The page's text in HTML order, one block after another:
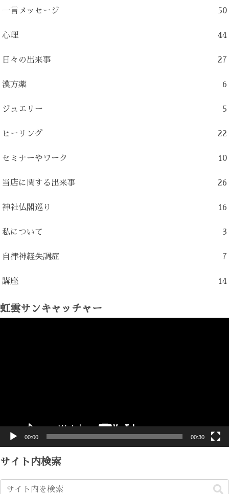
一言メッセージ 50
心理 44
日々の出来事 27
漢方薬 6
ジュエリー 5
ヒーリング 22
セミナーやワーク 10
当店に関する出来事 26
神社仏閣巡り 16
私について 3
自律神経失調症 7
講座 14
虹雲サンキャッチャー
00:00 00:30
サイト内検索